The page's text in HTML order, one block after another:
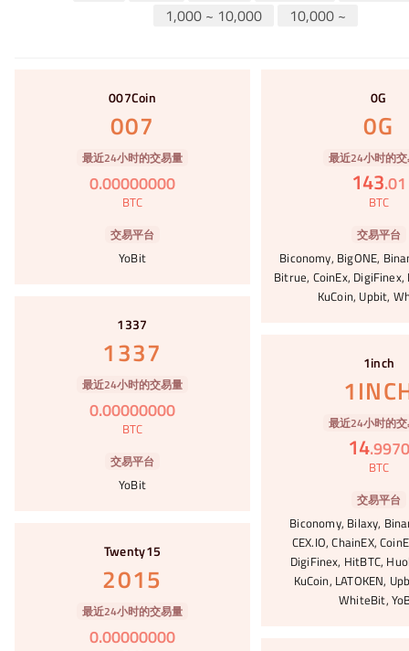
1,000 ~ 10,000
10,000 ~
007Coin
007
最近24小时的交易量
0.00000000
BTC
交易平台
YoBit
0G
0G
最近24小时的
143.01
BTC
交易平台
Biconomy, BigONE,
Bitrue, CoinEx,
KuCoin, Upbit,
1337
1337
最近24小时的交易量
0.00000000
BTC
交易平台
YoBit
1inch
最近24小时的
14.9970
BTC
交易平台
Biconomy, Bilaxy,
CEX.IO, ChainEX,
DigiFinex, HitBTC,
KuCoin, LATOKEN,
WhiteBit,
Twenty15
2015
最近24小时的交易量
0.00000000